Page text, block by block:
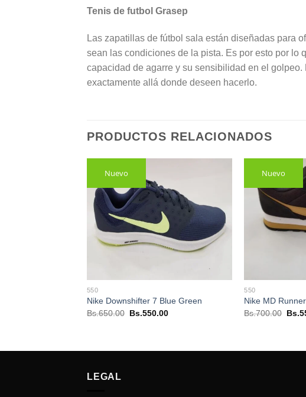
Tenis de futbol Grasep
Las zapatillas de fútbol sala están diseñadas para
sean las condiciones de la pista. Es por esto por lo
capacidad de agarre y su sensibilidad en el
exactamente allá donde deseen hacerlo.
PRODUCTOS RELACIONADOS
Nuevo
550
Nike Downshifter 7 Blue Green
Bs.650.00 El
Bs.550.00El
Nuevo
550
Nike MD
Bs.700.00 El
Bs.
LEGAL